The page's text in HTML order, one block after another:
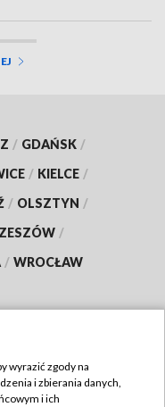
/ GDAŃSK /
/ KIELCE /
/ OLSZTYN /
/
/ WROCŁAW
wyrazić zgody na
i zbierania danych,
i ich